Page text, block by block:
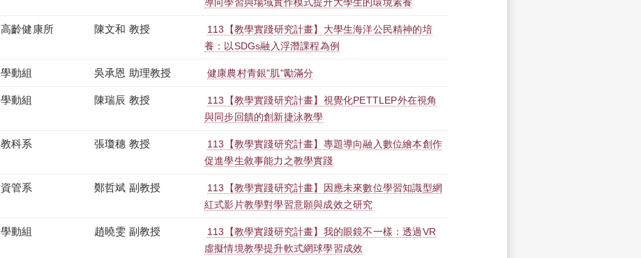
高齡健康所 陳文和 教授
113【教學實踐研究計畫】大學生海洋公民精神的培
養：以SDGs融入浮潛課程為例
學動組 吳承恩 助理教授 健康農村青銀"肌"勵滿分
學動組 陳瑞辰 教授
113【教學實踐研究計畫】視覺化PETTLEP外在視角
與同步回饋的創新捷泳教學
教科系 張瓊穗 教授
113【教學實踐研究計畫】專題導向融入數位繪本創作
促進學生敘事能力之教學實踐
資管系 鄭哲斌 副教授
113【教學實踐研究計畫】因應未來數位學習知識型網
紅式影片教學對學習意願與成效之研究
學動組 趙曉雯 副教授
113【教學實踐研究計畫】我的眼鏡不一樣：透過VR
虛擬情境教學提升軟式網球學習成效